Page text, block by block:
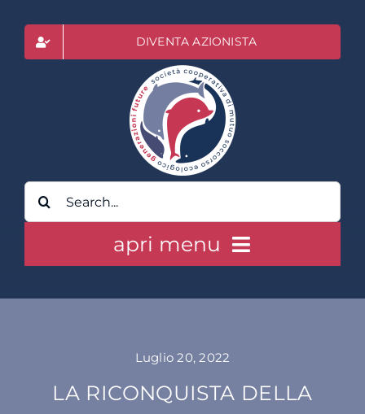
contenuto
DIVENTA AZIONISTA
Cerca
per:
apri menu
CLASS ACTION RAI
SU DI NOI
Luglio 20, 2022
LA RICONQUISTA DELLA